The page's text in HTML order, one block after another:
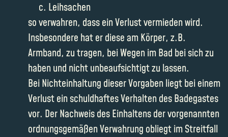
Leihsachen
so verwahren, dass ein Verlust vermieden wird.
Insbesondere hat er diese am Körper, z.B.
Armband, zu tragen, bei Wegen im Bad bei sich zu
haben und nicht unbeaufsichtigt zu lassen.
Bei Nichteinhaltung dieser Vorgaben liegt bei einem
Verlust ein schuldhaftes Verhalten des Badegastes
vor. Der Nachweis des Einhaltens der vorgenannten
ordnungsgemäßen Verwahrung obliegt im Streitfall